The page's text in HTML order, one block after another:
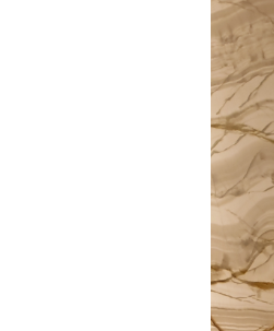
J-Tokyo